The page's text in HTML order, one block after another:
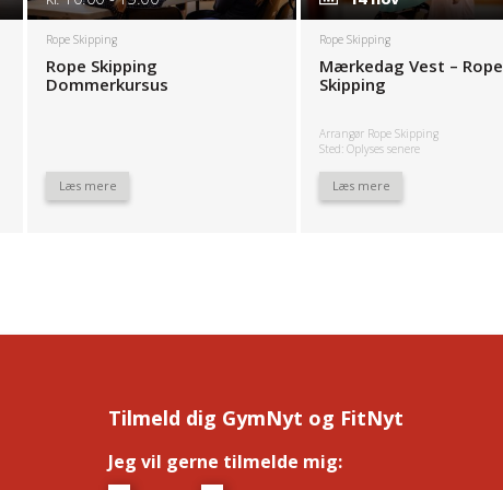
Rope Skipping
Rope Skipping
Dommerkursus
Læs mere
Rope Skipping
Mærkedag Vest – Rope
Skipping
Arrangør Rope Skipping
Sted: Oplyses senere
Læs mere
Tilmeld dig GymNyt og FitNyt
Jeg vil gerne tilmelde mig: